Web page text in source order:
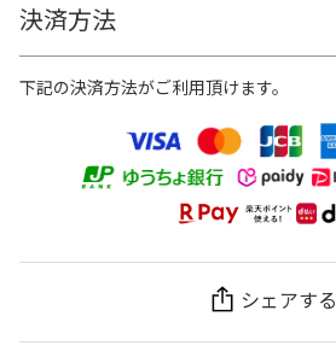
決済方法
下記の決済方法がご利用頂けます。
シェアする